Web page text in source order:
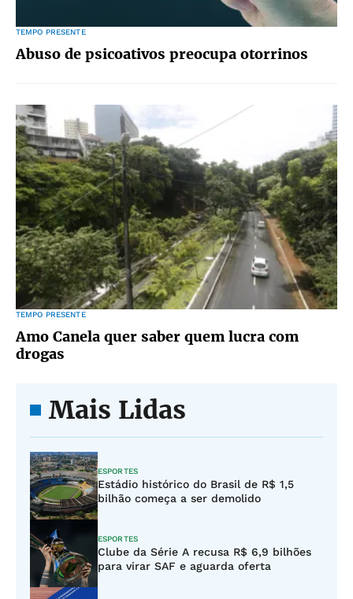
TEMPO PRESENTE
Abuso de psicoativos preocupa otorrinos
TEMPO PRESENTE
Amo Canela quer saber quem lucra com
drogas
Mais Lidas
ESPORTES
Estádio histórico do Brasil de R$ 1,5
bilhão começa a ser demolido
ESPORTES
Clube da Série A recusa R$ 6,9 bilhões
para virar SAF e aguarda oferta